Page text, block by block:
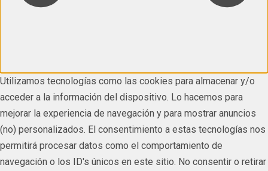
Utilizamos tecnologías como las cookies para almacenar y/o
acceder a la información del dispositivo. Lo hacemos para
mejorar la experiencia de navegación y para mostrar anuncios
(no) personalizados. El consentimiento a estas tecnologías nos
permitirá procesar datos como el comportamiento de
navegación o los ID's únicos en este sitio. No consentir o retirar